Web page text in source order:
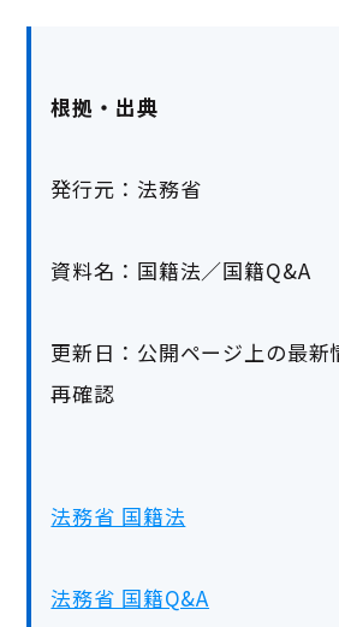
根拠・出典
発行元：法務省
資料名：国籍法／国籍Q&A
更新日：公開ページ上の最新
再確認
法務省 国籍法
法務省 国籍Q&A